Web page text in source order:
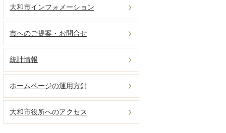
大和市インフォメーション
市へのご提案・お問合せ
統計情報
ホームページの運用方針
大和市役所へのアクセス